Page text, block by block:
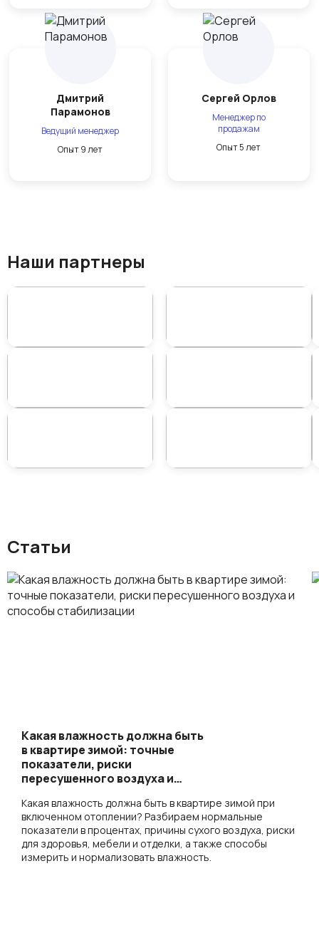
Дмитрий
Парамонов
Ведущий менеджер
Опыт 9 лет
Сергей Орлов
Менеджер по
продажам
Опыт 5 лет
Наши партнеры
Статьи
Какая влажность должна быть
в квартире зимой: точные
показатели, риски
пересушенного воздуха и
Какая влажность должна быть в квартире зимой при
включенном отоплении? Разбираем нормальные
показатели в процентах, причины сухого воздуха, риски
для здоровья, мебели и отделки, а также способы
измерить и нормализовать влажность.